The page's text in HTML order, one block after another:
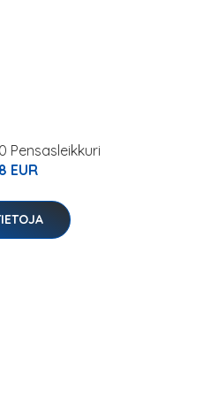
Pensasleikkuri
EUR